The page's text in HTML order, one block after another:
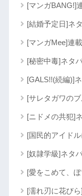
[マンガBANG!]
[結婚予定日]ネ
[マンガMee]連
[秘密中毒]ネタ
[GALS!!(続編)]
[サレタガワの
[ニドメの共犯]
[国民的アイド
[奴隷学級]ネタ
[愛をこめて、
[濡れ刃に花び